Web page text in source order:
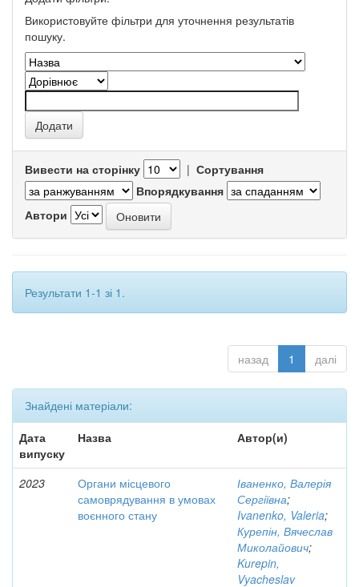
Використовуйте фільтри для уточнення результатів
пошуку.
Вивести на сторінку | Сортування
Впорядкування
Автори
Результати 1-1 зі 1.
назад 1 далі
Знайдені матеріали:
Дата
випуску
Назва Автор(и)
2023
Органи місцевого
самоврядування в умовах
воєнного стану
Іваненко, Валерія
Сергіївна;
Ivanenko, Valeria;
Курепін, Вячеслав
Миколайович;
Kurepin,
Vyacheslav